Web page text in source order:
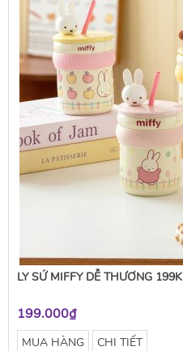
LY SỨ MIFFY DỄ THƯƠNG 199K
199.000₫
MUA HÀNG CHI TIẾT